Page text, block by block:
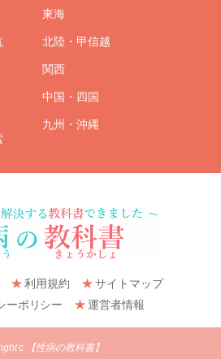
東海
北陸・甲信越
関西
中国・四国
九州・沖縄
利用規約
サイトマップ
ーポリシー
運営者情報
c 【性病の教科書】